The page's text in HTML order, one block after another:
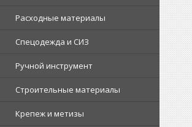
Расходные материалы
Спецодежда и СИЗ
Ручной инструмент
Строительные материалы
Крепеж и метизы